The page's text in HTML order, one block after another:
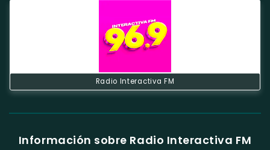
Radio Interactiva FM
Información sobre Radio Interactiva FM